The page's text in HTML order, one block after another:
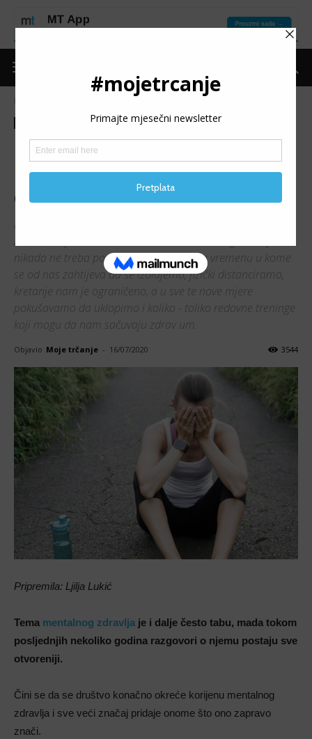
Trening
MENTALNO ZDRAVLJE:
Može li redovan trening biti
od pomoći?
Postoji puno istine u pomalo modifikovanoj izreci: „u
zdravom tijelu, zdrav um“. Važnost mentalnog zdravlja
nikada ne treba podcijeniti, a posebno u vremenu u kome
se od nas zahtijeva da se izolujemo, fizički distanciramo,
kretanje nam je ograničeno, a u sve te nove mjere
pokušavamo da uklopimo i koliko - toliko redovne treninge
koji mogu da nam sačuvaju zdrav um.
Objavio Moje trčanje - 16/07/2020 3544
Pripremila: Ljilja Lukić
Tema mentalnog zdravlja je i dalje često tabu, mada tokom
posljednjih nekoliko godina razgovori o njemu postaju sve
otvoreniji.
Čini se da se društvo konačno okreće korijenu mentalnog
zdravlja i sve veći značaj pridaje onome što ono zapravo
znači.